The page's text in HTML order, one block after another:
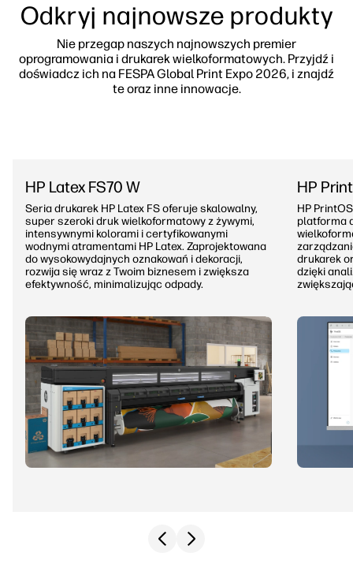
Odkryj najnowsze produkty
Nie przegap naszych najnowszych premier
oprogramowania i drukarek wielkoformatowych. Przyjdź i
doświadcz ich na FESPA Global Print Expo 2026, i znajdź
te oraz inne innowacje.
HP Latex FS70 W
Seria drukarek HP Latex FS oferuje skalowalny,
super szeroki druk wielkoformatowy z żywymi,
intensywnymi kolorami i certyfikowanymi
wodnymi atramentami HP Latex. Zaprojektowana
do wysokowydajnych oznakowań i dekoracji,
rozwija się wraz z Twoim biznesem i zwiększa
efektywność, minimalizując odpady.
HP
HP
platforma
drukarek
dzięki